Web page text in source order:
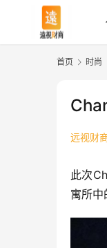
首页 时尚
远视财
此次
寓所中